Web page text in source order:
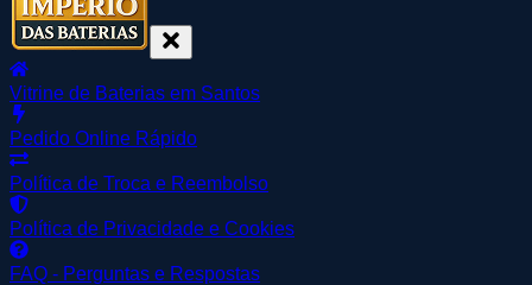
Vitrine de Baterias em Santos
Pedido Online Rápido
Política de Troca e Reembolso
Política de Privacidade e Cookies
FAQ - Perguntas e Respostas